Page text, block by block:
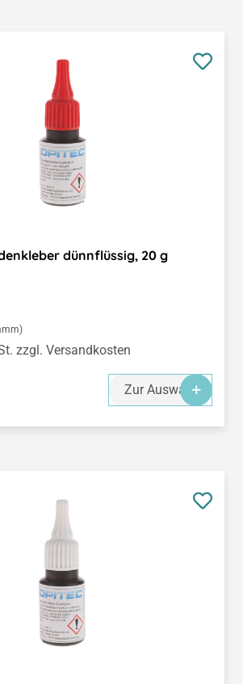
dünnflüssig, 20 g
zzgl. Versandkosten
Zur Auswahl